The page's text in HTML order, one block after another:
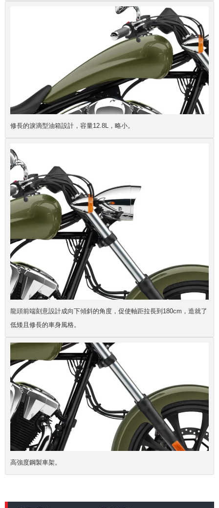
修長的淚滴型油箱設計，容量12.8L，略小。
龍頭前端刻意設計成向下傾斜的角度，促使軸距拉長到180cm，造就了
低矮且修長的車身風格。
高強度鋼製車架。